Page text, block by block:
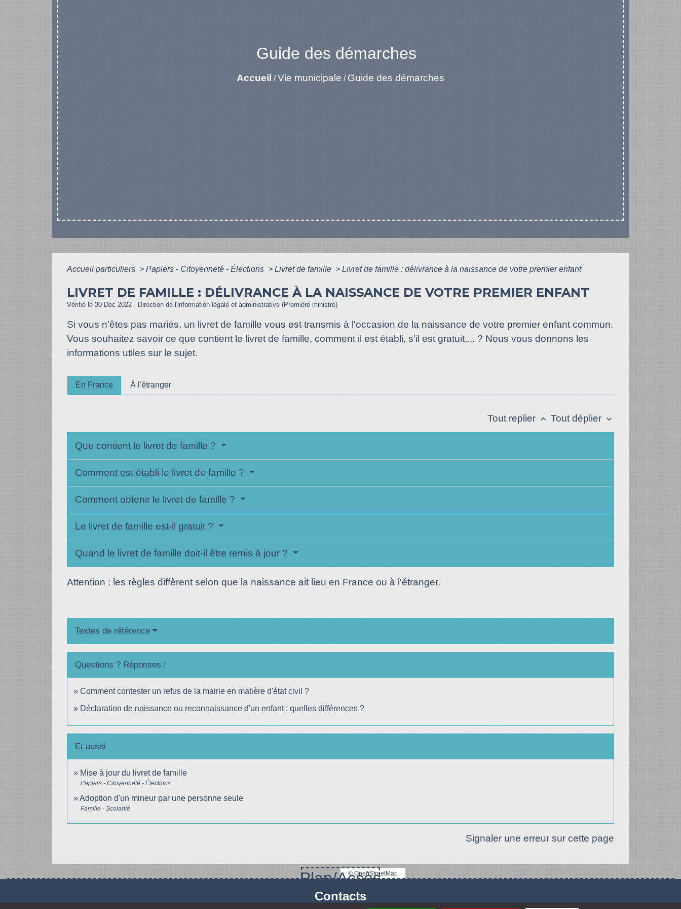
Guide des démarches
Accueil /Vie municipale / Guide des démarches
Accueil particuliers > Papiers - Citoyenneté - Élections > Livret de famille > Livret de famille : délivrance à la naissance de votre premier enfant
LIVRET DE FAMILLE : DÉLIVRANCE À LA NAISSANCE DE VOTRE PREMIER ENFANT
Vérifié le 30 Dec 2022 - Direction de l'information légale et administrative (Première ministre)
Si vous n'êtes pas mariés, un livret de famille vous est transmis à l'occasion de la naissance de votre premier enfant commun.
Vous souhaitez savoir ce que contient le livret de famille, comment il est établi, s'il est gratuit,... ? Nous vous donnons les
informations utiles sur le sujet.
En France À l'étranger
Tout replier keyboard_arrow_up Tout déplier keyboard_arrow_down
Que contient le livret de famille ?
Comment est établi le livret de famille ?
Comment obtenir le livret de famille ?
Le livret de famille est-il gratuit ?
Quand le livret de famille doit-il être remis à jour ?
Attention : les règles diffèrent selon que la naissance ait lieu en France ou à l'étranger.
Textes de référence
Questions ? Réponses !
Comment contester un refus de la mairie en matière d'état civil ?
Déclaration de naissance ou reconnaissance d'un enfant : quelles différences ?
Et aussi
Mise à jour du livret de famille
Papiers - Citoyenneté - Élections
Adoption d'un mineur par une personne seule
Famille - Scolarité
Signaler une erreur sur cette page
Plan/Accès
© OpenStreetMap
Contacts